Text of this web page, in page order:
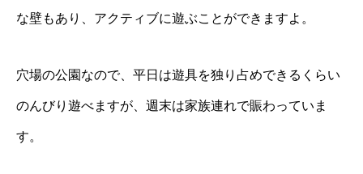
な壁もあり、アクティブに遊ぶことができますよ。
穴場の公園なので、平日は遊具を独り占めできるくらい
のんびり遊べますが、週末は家族連れで賑わっていま
す。